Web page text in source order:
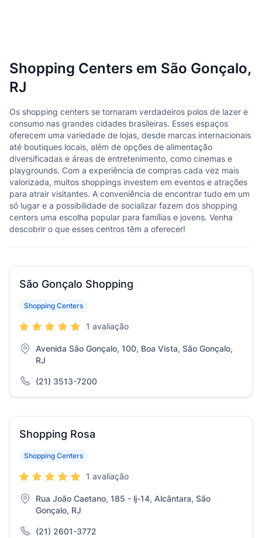
Shopping Centers em São Gonçalo,
RJ
Os shopping centers se tornaram verdadeiros polos de lazer e
consumo nas grandes cidades brasileiras. Esses espaços
oferecem uma variedade de lojas, desde marcas internacionais
até boutiques locais, além de opções de alimentação
diversificadas e áreas de entretenimento, como cinemas e
playgrounds. Com a experiência de compras cada vez mais
valorizada, muitos shoppings investem em eventos e atrações
para atrair visitantes. A conveniência de encontrar tudo em um
só lugar e a possibilidade de socializar fazem dos shopping
centers uma escolha popular para famílias e jovens. Venha
descobrir o que esses centros têm a oferecer!
São Gonçalo Shopping
Shopping Centers
1 avaliação
Avenida São Gonçalo, 100, Boa Vista, São Gonçalo,
RJ
(21) 3513-7200
Shopping Rosa
Shopping Centers
1 avaliação
Rua João Caetano, 185 - lj-14, Alcântara, São
Gonçalo, RJ
(21) 2601-3772